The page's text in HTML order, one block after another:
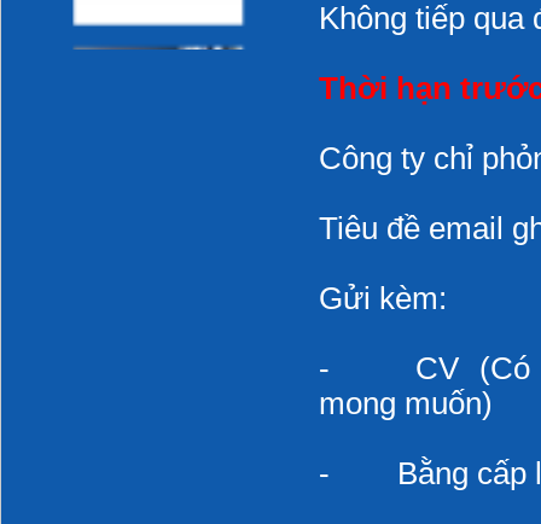
Không tiếp qua
Thời hạn
Công ty chỉ
Tiêu đề email
Gửi kèm:
- CV (Có ảnh
mong muốn)
- Bằng cấp